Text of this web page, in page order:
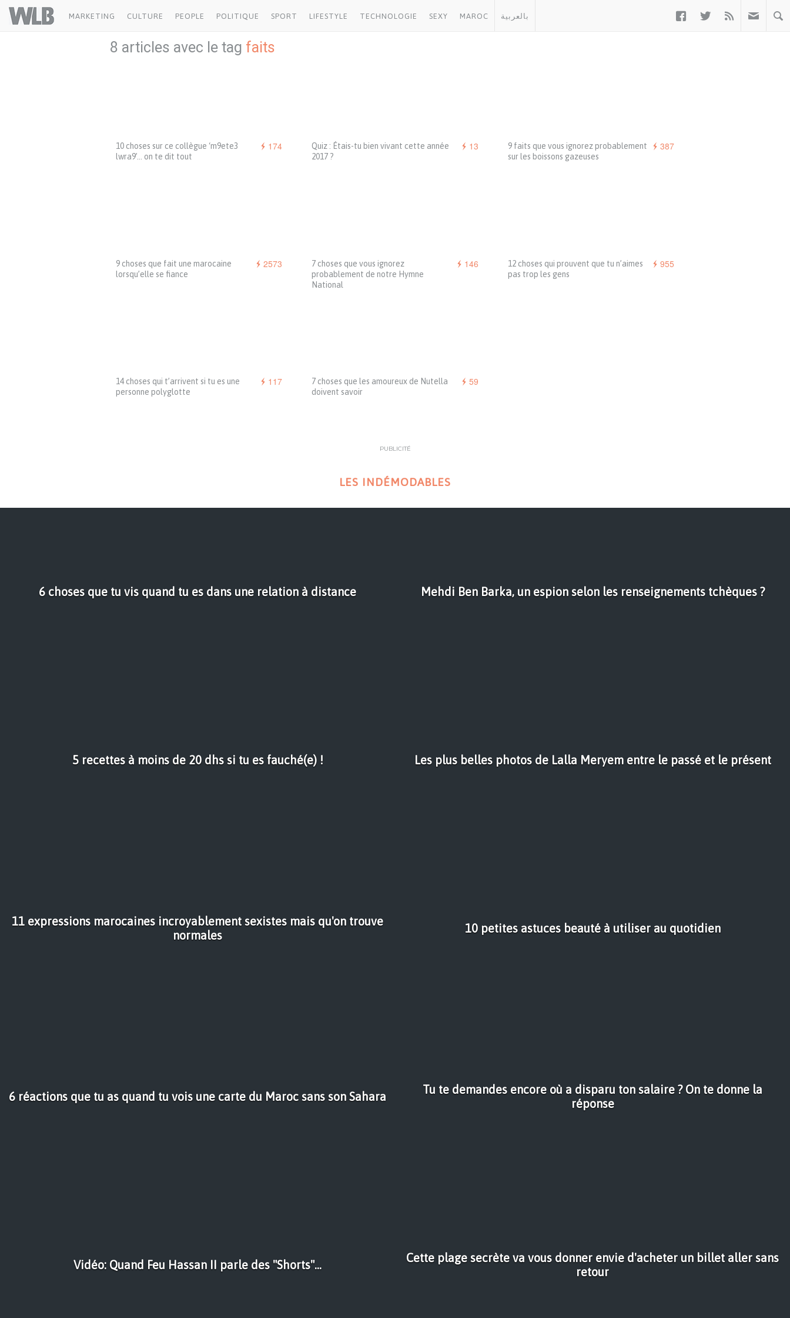
Welovebuzz
MARKETING CULTURE PEOPLE POLITIQUE SPORT LIFESTYLE TECHNOLOGIE SEXY MAROC بالعربية   
8 articles avec le tag faits
174
10 choses sur ce collègue ‘m9ete3
lwra9’… on te dit tout
13
Quiz : Étais-tu bien vivant cette année
2017 ?
387
9 faits que vous ignorez probablement
sur les boissons gazeuses
2573
9 choses que fait une marocaine
lorsqu’elle se fiance
146
7 choses que vous ignorez
probablement de notre Hymne
National
955
12 choses qui prouvent que tu n’aimes
pas trop les gens
117
14 choses qui t’arrivent si tu es une
personne polyglotte
59
7 choses que les amoureux de Nutella
doivent savoir
PUBLICITÉ
LES INDÉMODABLES
6 choses que tu vis quand tu es dans une relation à distance Mehdi Ben Barka, un espion selon les renseignements tchèques ?
5 recettes à moins de 20 dhs si tu es fauché(e) ! Les plus belles photos de Lalla Meryem entre le passé et le présent
11 expressions marocaines incroyablement sexistes mais qu'on trouve
normales
10 petites astuces beauté à utiliser au quotidien
6 réactions que tu as quand tu vois une carte du Maroc sans son Sahara
Tu te demandes encore où a disparu ton salaire ? On te donne la
réponse
Vidéo: Quand Feu Hassan II parle des "Shorts"...
Cette plage secrète va vous donner envie d'acheter un billet aller sans
retour